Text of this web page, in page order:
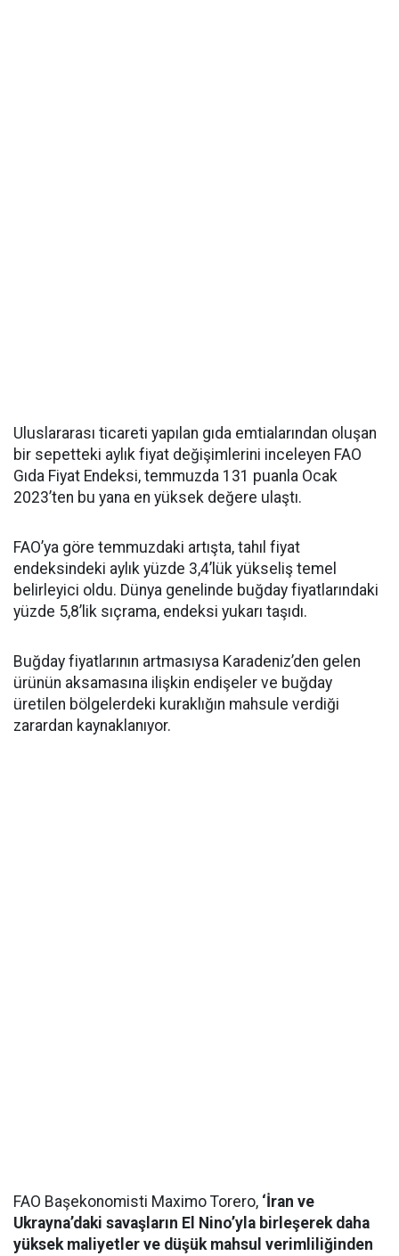
Uluslararası ticareti yapılan gıda emtialarından oluşan
bir sepetteki aylık fiyat değişimlerini inceleyen FAO
Gıda Fiyat Endeksi, temmuzda 131 puanla Ocak
2023’ten bu yana en yüksek değere ulaştı.
FAO’ya göre temmuzdaki artışta, tahıl fiyat
endeksindeki aylık yüzde 3,4’lük yükseliş temel
belirleyici oldu. Dünya genelinde buğday fiyatlarındaki
yüzde 5,8’lik sıçrama, endeksi yukarı taşıdı.
Buğday fiyatlarının artmasıysa Karadeniz’den gelen
ürünün aksamasına ilişkin endişeler ve buğday
üretilen bölgelerdeki kuraklığın mahsule verdiği
zarardan kaynaklanıyor.
FAO Başekonomisti Maximo Torero, ‘İran ve
Ukrayna’daki savaşların El Nino’yla birleşerek daha
yüksek maliyetler ve düşük mahsul verimliliğinden